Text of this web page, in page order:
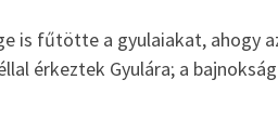
is fűtötte a gyulaiakat, ahogy
érkeztek Gyulára; a